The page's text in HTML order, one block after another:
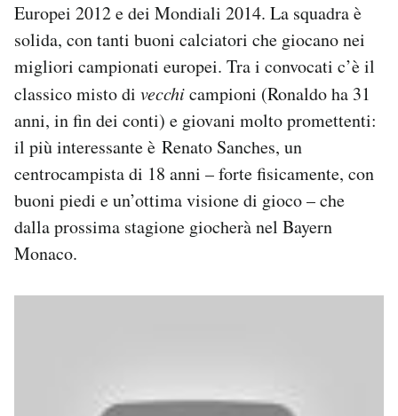
Europei 2012 e dei Mondiali 2014. La squadra è
solida, con tanti buoni calciatori che giocano nei
migliori campionati europei. Tra i convocati c’è il
classico misto di vecchicampioni (Ronaldo ha 31
anni, in fin dei conti) e giovani molto promettenti:
il più interessante è Renato Sanches, un
centrocampista di 18 anni – forte fisicamente, con
buoni piedi e un’ottima visione di gioco – che
dalla prossima stagione giocherà nel Bayern
Monaco.